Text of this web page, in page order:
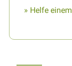
» Helfe